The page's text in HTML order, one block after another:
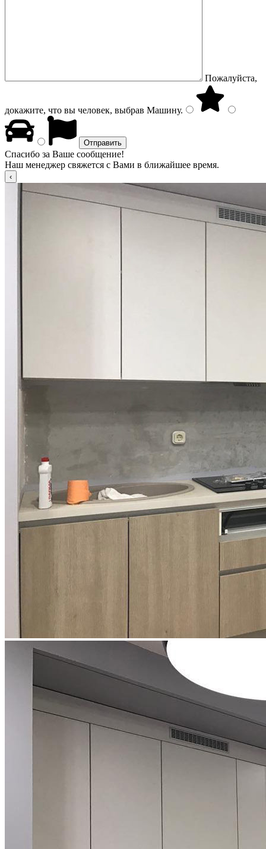
Пожалуйста,
докажите, что вы человек, выбрав Машину.
Спасибо за Ваше сообщение!
Наш менеджер свяжется с Вами в ближайшее время.